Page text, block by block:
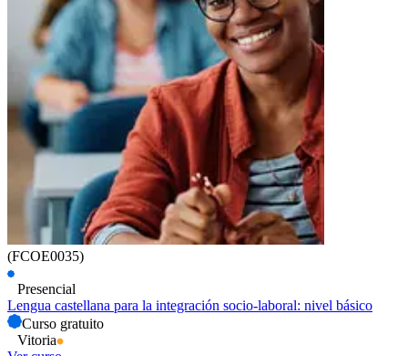
(FCOE0035)
Presencial
Lengua castellana para la integración socio-laboral: nivel básico
Curso gratuito
Vitoria